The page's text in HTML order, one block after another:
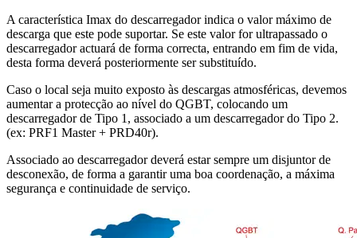
A característica Imax do descarregador indica o valor máximo de
descarga que este pode suportar. Se este valor for ultrapassado o
descarregador actuará de forma correcta, entrando em fim de vida,
desta forma deverá posteriormente ser substituído.
Caso o local seja muito exposto às descargas atmosféricas, devemos
aumentar a protecção ao nível do QGBT, colocando um
descarregador de Tipo 1, associado a um descarregador do Tipo 2.
(ex: PRF1 Master + PRD40r).
Associado ao descarregador deverá estar sempre um disjuntor de
desconexão, de forma a garantir uma boa coordenação, a máxima
segurança e continuidade de serviço.